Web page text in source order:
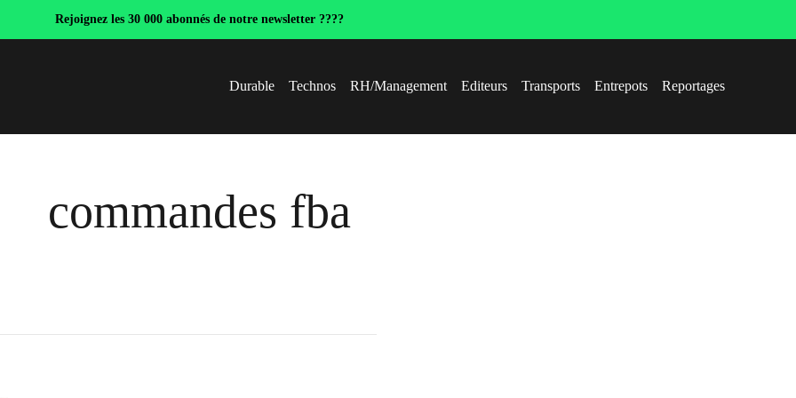
Rejoignez les 30 000 abonnés de notre newsletter ????
Durable Technos RH/Management Editeurs Transports Entrepots Reportages
commandes fba